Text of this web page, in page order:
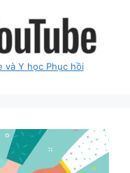
và Y học Phục hồi